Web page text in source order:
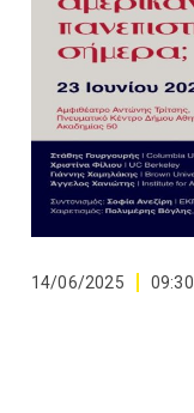
14/06/2025 09:30